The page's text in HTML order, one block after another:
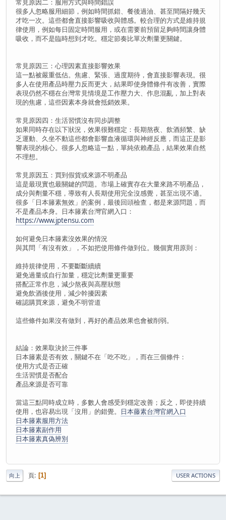
常見原因二：服用方式與時間錯誤
很多人忽略服用細節，例如時間抓錯、餐後過油、甚至間隔好幾天
才吃一次。這些都會直接影響吸收與體感。較合理的方式是維持規
律使用，例如每日固定時間服用，或在需要前預留足夠時間讓身體
吸收，而不是臨時想到才吃。穩定節奏比單次劑量更關鍵。
常見原因三：心理因素直接影響效果
這一點被嚴重低估。焦慮、緊張、過度期待，會直接影響表現。很
多人在使用產品時壓力反而更大，結果即使身體條件有改善，實際
表現仍然不穩在台灣常見情境是工作壓力大、作息混亂，加上對表
現的焦慮，這些因素本身就會抵銷效果。
常見原因四：生活習慣沒有同步調整
如果同時存在以下狀況，效果很難穩定：長期熬夜、飲酒頻繁、缺
乏運動、久坐不動這些都會影響血液循環與神經反應，而這正是影
響表現的核心。很多人忽略這一點，單純依賴產品，結果效果自然
不理想。
常見原因五：買到假貨或來源不明產品
這是最現實也最關鍵的問題。市場上確實存在大量來路不明產品，
成分與劑量不穩，導致有人長期使用完全沒感覺，甚至出現不適。
很多「日本籐素無效」的案例，最後回頭檢查，都是來源問題，而
不是產品本身。日本籐素台灣官網入口：
https://www.jptensu.com
如何避免日本籐素沒效果的情況
與其問「有沒有效」，不如把使用條件做到位。幾個實用原則：
維持規律使用，不要斷斷續續
避免過量或自行加量，穩定比劑量更重要
搭配正常作息，減少熬夜與高壓狀態
避免飲酒後使用，減少幹擾因素
確認購買來源，避免不明管道
這些條件如果沒有做到，再好的產品效果也會被削弱。
結論：效果取決於三件事
日本籐素是否有效，關鍵不在「吃不吃」，而在三個條件：
使用方式是否正確
生活習慣是否配合
產品來源是否可靠
當這三點同時成立時，多數人會感受到穩定改善；反之，即使持續
使用，也容易出現「沒用」的錯覺。
日本藤素台灣官網入口
日本籐素服用方法
日本籐素副作用
日本籐素真偽辨別
向上 頁 1 USER ACTIONS